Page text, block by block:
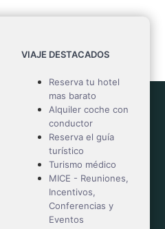
VIAJE DESTACADOS
Reserva tu hotel
mas barato
Alquiler coche con
conductor
Reserva el guía
turístico
Turismo médico
MICE - Reuniones,
Incentivos,
Conferencias y
Eventos